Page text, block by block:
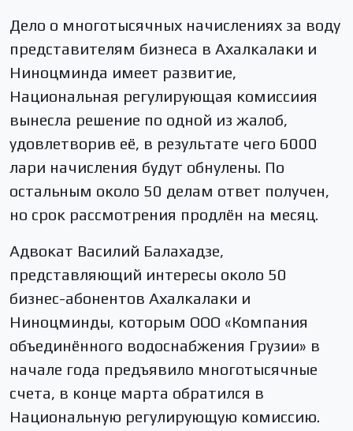
Дело о многотысячных начислениях за воду
представителям бизнеса в Ахалкалаки и
Ниноцминда имеет развитие,
Национальная регулирующая комиссиия
вынесла решение по одной из жалоб,
удовлетворив её, в результате чего 6000
лари начисления будут обнулены. По
остальным около 50 делам ответ получен,
но срок рассмотрения продлён на месяц.
Адвокат Василий Балахадзе,
представляющий интересы около 50
бизнес-абонентов Ахалкалаки и
Ниноцминды, которым ООО «Компания
объединённого водоснабжения Грузии» в
начале года предъявило многотысячные
счета, в конце марта обратился в
Национальную регулирующую комиссию.